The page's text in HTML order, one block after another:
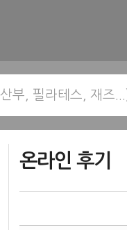
온라인 후기